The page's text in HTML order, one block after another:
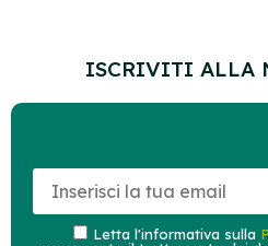
ISCRIVITI ALLA
Letta l'informativa sulla